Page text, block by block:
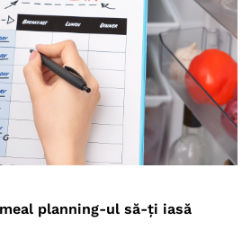
planning-ul să-ți iasă